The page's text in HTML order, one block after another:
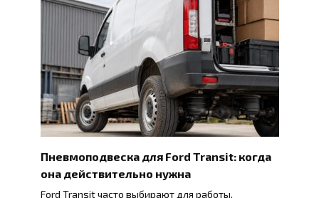
Пневмоподвеска для Ford Transit: когда
она действительно нужна
Ford Transit часто выбирают для работы,